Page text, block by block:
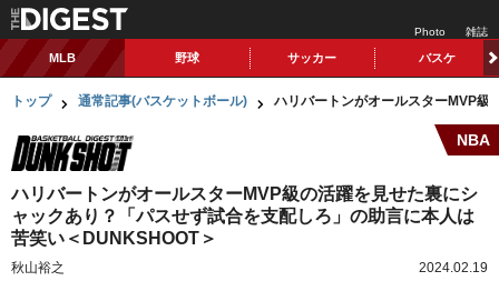
Photo 雑誌
MLB 野球 サッカー バスケ
トップ 通常記事(バスケットボール) ハリバートンがオールスターMVP級
NBA
ハリバートンがオールスターMVP級の活躍を見せた裏にシ
ャックあり？「パスせず試合を支配しろ」の助言に本人は
苦笑い＜DUNKSHOOT＞
秋山裕之 2024.02.19